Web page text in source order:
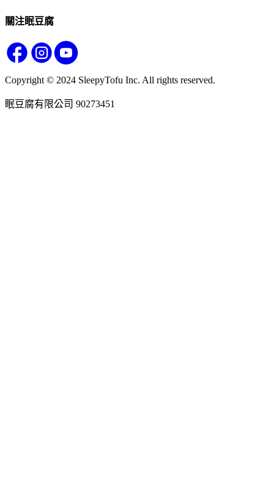
關注眠豆腐
Copyright © 2024 SleepyTofu Inc. All rights reserved.
眠豆腐有限公司 90273451